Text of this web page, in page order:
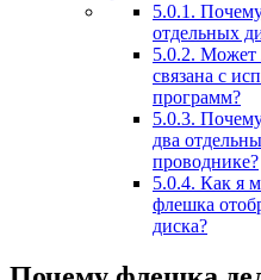
5.0.1.
отдельных
5.0.2. Может
связана с
программ?
5.0.3.
два
проводнике?
5.0.4. Как я
флешка
диска?